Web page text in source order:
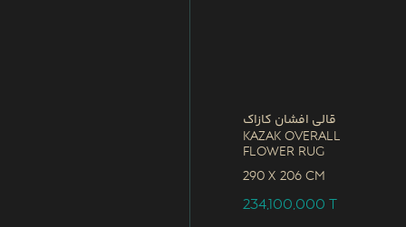
قالی افشان کازاک
Kazak Overall
Flower Rug
290 x 206 CM
234,100,000T